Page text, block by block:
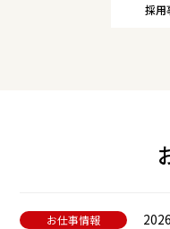
採用
お仕事情報